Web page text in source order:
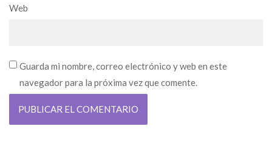
Web
Guarda mi nombre, correo electrónico y web en este
navegador para la próxima vez que comente.